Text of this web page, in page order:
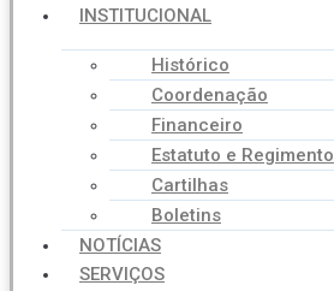
INSTITUCIONAL
Histórico
Coordenação
Financeiro
Estatuto e Regimento
Cartilhas
Boletins
NOTÍCIAS
SERVIÇOS